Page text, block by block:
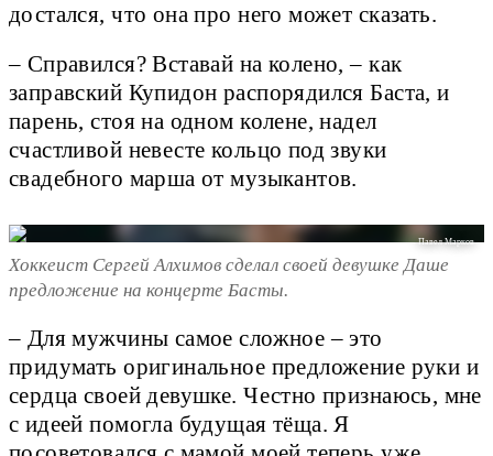
достался, что она про него может сказать.
– Справился? Вставай на колено, – как
заправский Купидон распорядился Баста, и
парень, стоя на одном колене, надел
счастливой невесте кольцо под звуки
свадебного марша от музыкантов.
Павел Марков
Хоккеист Сергей Алхимов сделал своей девушке Даше
предложение на концерте Басты.
– Для мужчины самое сложное – это
придумать оригинальное предложение руки и
сердца своей девушке. Честно признаюсь, мне
с идеей помогла будущая тёща. Я